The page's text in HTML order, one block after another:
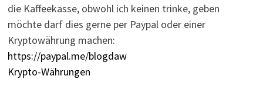
die Kaffeekasse, obwohl ich keinen trinke, geben
möchte darf dies gerne per Paypal oder einer
Kryptowährung machen:
https://paypal.me/blogdaw
Krypto-Währungen